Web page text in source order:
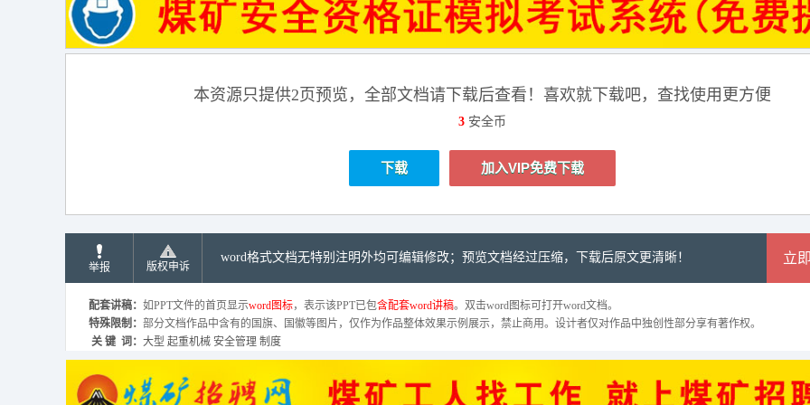
本资源只提供2页预览，全部文档请下载后查看！喜欢就下载吧，查找使用更方便
3安全币
下载 加入VIP免费下载
举报 版权申诉
word格式文档无特别注明外均可编辑修改；预览文档经过压缩，下载后原文更清晰！ 立
配套讲稿： 如PPT文件的首页显示word图标，表示该PPT已包含配套word讲稿。双击word图标可打开word文档。
特殊限制： 部分文档作品中含有的国旗、国徽等图片，仅作为作品整体效果示例展示，禁止商用。设计者仅对作品中独创性部分享有著作权。
关 键 词： 大型 起重机械 安全管理 制度